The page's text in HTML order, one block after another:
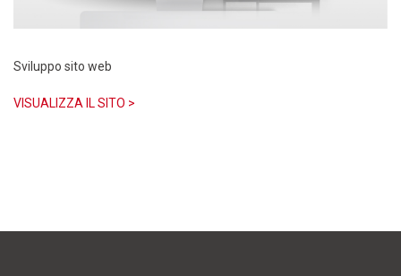
Sviluppo sito web
VISUALIZZA IL SITO >